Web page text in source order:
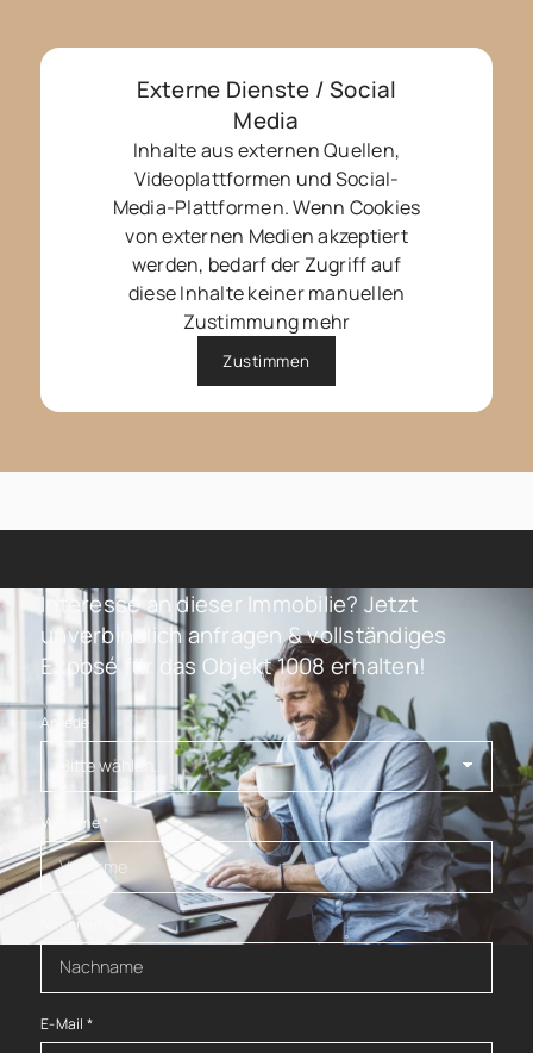
Externe Dienste / Social
Media
Inhalte aus externen Quellen,
Videoplattformen und Social-
Media-Plattformen. Wenn Cookies
von externen Medien akzeptiert
werden, bedarf der Zugriff auf
diese Inhalte keiner manuellen
Zustimmung mehr
Zustimmen
Interesse an dieser Immobilie? Jetzt
unverbindlich anfragen & vollständiges
Exposé für das Objekt 1008 erhalten!
Anrede
Vorname*
Nachname *
E-Mail *